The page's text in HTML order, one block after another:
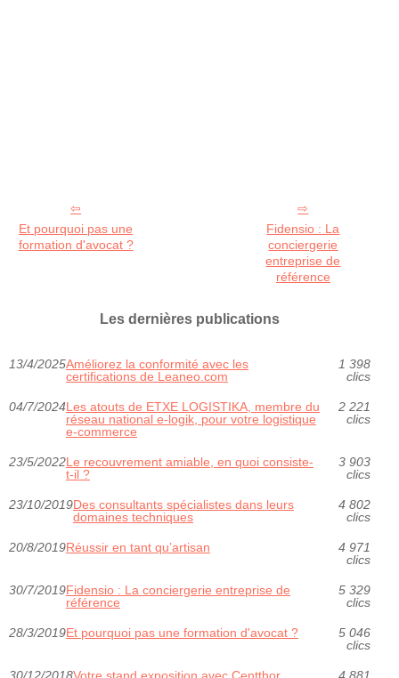
Et pourquoi pas une
formation d'avocat ?
Fidensio : La
conciergerie
entreprise de
référence
Les dernières publications
13/4/2025Améliorez la conformité avec les
certifications de Leaneo.com
1 398
clics
04/7/2024Les atouts de ETXE LOGISTIKA, membre du
réseau national e-logik, pour votre logistique
e-commerce
2 221
clics
23/5/2022Le recouvrement amiable, en quoi consiste-
t-il ?
3 903
clics
23/10/2019Des consultants spécialistes dans leurs
domaines techniques
4 802
clics
20/8/2019Réussir en tant qu’artisan
4 971
clics
30/7/2019Fidensio : La conciergerie entreprise de
référence
5 329
clics
28/3/2019Et pourquoi pas une formation d'avocat ?
5 046
clics